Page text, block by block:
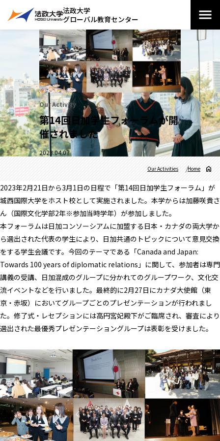
法政大学
グローバル教育センター
Our Activity
第14回日加学生フォーラムが開
催されました
2023.04.07
Home
Our Activities
2023年2月21日から3月1日の日程で「第14回日加学生フォーラム」が
城西国際大学をホスト校として実施されました。本学からは加藤咲貴さ
ん（国際文化学部2年※参加当時学年）が参加しました。
本フォーラムは日加コンソーシアムに加盟する日本・カナダの両大学か
ら選出された代表の学生により、日加共通のトピックについて意見交換
をする学生会議です。今回のテーマである「Canada and Japan:
Towards 100 years of diplomatic relations」に関して、参加者は専門
講義の受講、日加混成のグループに分かれてのグループワーク、文化交
流イベントなどを行いました。最終的に2月27日にカナダ大使館（東
京・赤坂）においてグループごとのプレゼンテーションが行われまし
た。修了式・レセプションには高円宮妃殿下がご臨席され、審査により
選出された最優秀プレゼンテーショングループは表彰を受けました。